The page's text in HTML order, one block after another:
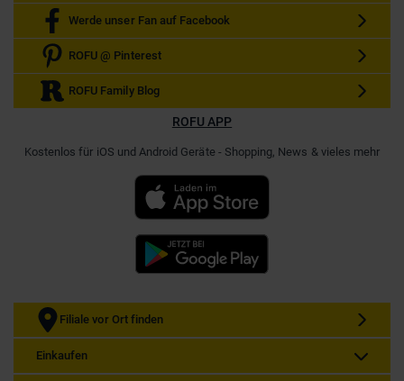
Werde unser Fan auf Facebook
ROFU @ Pinterest
ROFU Family Blog
ROFU APP
Kostenlos für iOS und Android Geräte - Shopping, News & vieles mehr
Filiale vor Ort finden
Einkaufen